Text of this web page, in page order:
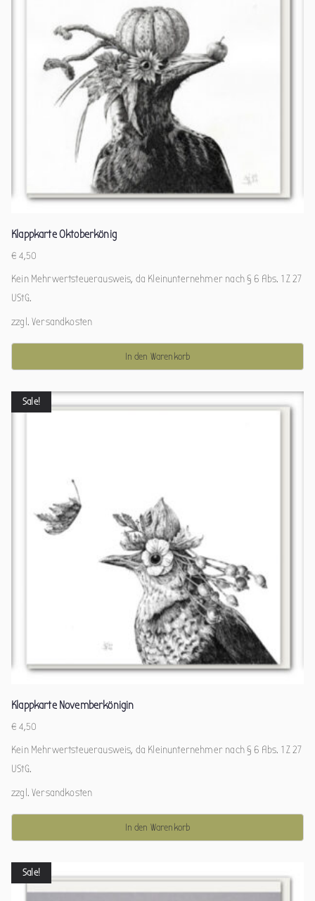
Klappkarte Oktoberkönig
€ 4,50
Kein Mehrwertsteuerausweis, da Kleinunternehmer nach § 6 Abs. 1 Z 27
UStG.
zzgl.Versandkosten
In den Warenkorb
Sale!
Klappkarte Novemberkönigin
€ 4,50
Kein Mehrwertsteuerausweis, da Kleinunternehmer nach § 6 Abs. 1 Z 27
UStG.
zzgl.Versandkosten
In den Warenkorb
Sale!